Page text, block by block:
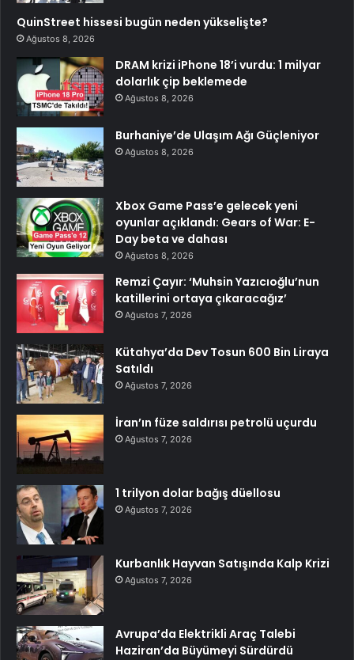
QuinStreet hissesi bugün neden yükselişte?
Ağustos 8, 2026
DRAM krizi iPhone 18’i vurdu: 1 milyar
dolarlık çip beklemede
Ağustos 8, 2026
Burhaniye’de Ulaşım Ağı Güçleniyor
Ağustos 8, 2026
Xbox Game Pass’e gelecek yeni
oyunlar açıklandı: Gears of War: E-
Day beta ve dahası
Ağustos 8, 2026
Remzi Çayır: ‘Muhsin Yazıcıoğlu’nun
katillerini ortaya çıkaracağız’
Ağustos 7, 2026
Kütahya’da Dev Tosun 600 Bin Liraya
Satıldı
Ağustos 7, 2026
İran’ın füze saldırısı petrolü uçurdu
Ağustos 7, 2026
1 trilyon dolar bağış düellosu
Ağustos 7, 2026
Kurbanlık Hayvan Satışında Kalp Krizi
Ağustos 7, 2026
Avrupa’da Elektrikli Araç Talebi
Haziran’da Büyümeyi Sürdürdü